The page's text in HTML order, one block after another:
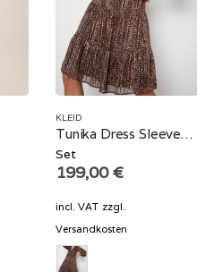
KLEID
Tunika Dress Sleeves Animal Print
Set
199,00€
incl. VAT zzgl.
Versandkosten